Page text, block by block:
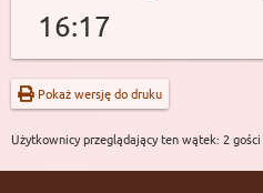
16:17
Pokaż wersję do druku
Użytkownicy przeglądający ten wątek: 2 gości